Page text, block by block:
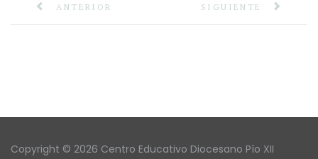
ANTERIOR SIGUIENTE
Copyright © 2026 Centro Educativo Diocesano Pío XII